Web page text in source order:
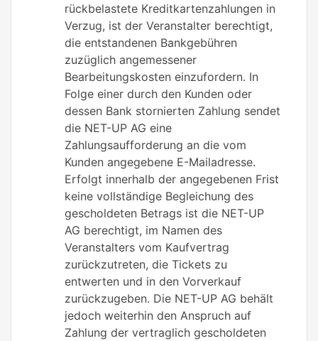
rückbelastete Kreditkartenzahlungen in
Verzug, ist der Veranstalter berechtigt,
die entstandenen Bankgebühren
zuzüglich angemessener
Bearbeitungskosten einzufordern. In
Folge einer durch den Kunden oder
dessen Bank stornierten Zahlung sendet
die NET-UP AG eine
Zahlungsaufforderung an die vom
Kunden angegebene E-Mailadresse.
Erfolgt innerhalb der angegebenen Frist
keine vollständige Begleichung des
gescholdeten Betrags ist die NET-UP
AG berechtigt, im Namen des
Veranstalters vom Kaufvertrag
zurückzutreten, die Tickets zu
entwerten und in den Vorverkauf
zurückzugeben. Die NET-UP AG behält
jedoch weiterhin den Anspruch auf
Zahlung der vertraglich gescholdeten